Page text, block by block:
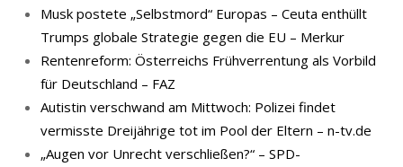
Musk postete „Selbstmord“ Europas – Ceuta enthüllt
Trumps globale Strategie gegen die EU – Merkur
Rentenreform: Österreichs Frühverrentung als Vorbild
für Deutschland – FAZ
Autistin verschwand am Mittwoch: Polizei findet
vermisste Dreijährige tot im Pool der Eltern – n-tv.de
„Augen vor Unrecht verschließen?“ – SPD-